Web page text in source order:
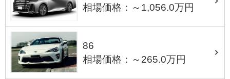
相場価格：～1,056.0万円
86
相場価格：～265.0万円